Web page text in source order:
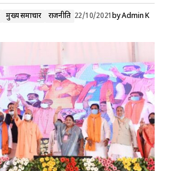
मुख्य समाचार राजनीति 22/10/2021byAdmin K